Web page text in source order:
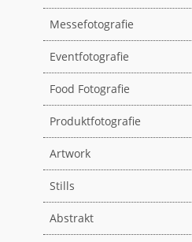
Messefotografie
Eventfotografie
Food Fotografie
Produktfotografie
Artwork
Stills
Abstrakt